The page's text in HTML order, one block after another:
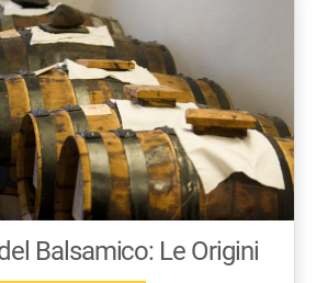
Balsamico: Le Origini